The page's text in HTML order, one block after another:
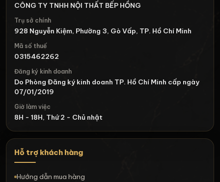
CÔNG TY TNHH NỘI THẤT BẾP HỒNG
Trụ sở chính
928 Nguyễn Kiệm, Phường 3, Gò Vấp, TP. Hồ Chí Minh
Mã số thuế
0315462262
Đăng ký kinh doanh
Do Phòng Đăng ký kinh doanh TP. Hồ Chí Minh cấp ngày
07/01/2019
Giờ làm việc
8H - 18H, Thứ 2 - Chủ nhật
Hỗ trợ khách hàng
Hướng dẫn mua hàng